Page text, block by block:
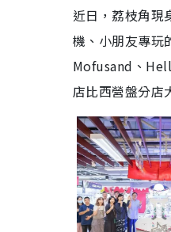
近日，荔枝角現
機、小朋友專玩
Mofusand、
店比西營盤分店